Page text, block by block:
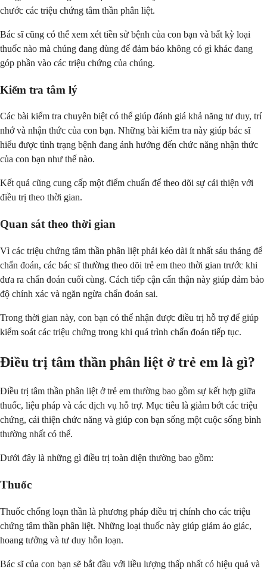
chước các triệu chứng tâm thần phân liệt.
Bác sĩ cũng có thể xem xét tiền sử bệnh của con bạn và bất kỳ loại
thuốc nào mà chúng đang dùng để đảm bảo không có gì khác đang
góp phần vào các triệu chứng của chúng.
Kiểm tra tâm lý
Các bài kiểm tra chuyên biệt có thể giúp đánh giá khả năng tư duy, trí
nhớ và nhận thức của con bạn. Những bài kiểm tra này giúp bác sĩ
hiểu được tình trạng bệnh đang ảnh hưởng đến chức năng nhận thức
của con bạn như thế nào.
Kết quả cũng cung cấp một điểm chuẩn để theo dõi sự cải thiện với
điều trị theo thời gian.
Quan sát theo thời gian
Vì các triệu chứng tâm thần phân liệt phải kéo dài ít nhất sáu tháng để
chẩn đoán, các bác sĩ thường theo dõi trẻ em theo thời gian trước khi
đưa ra chẩn đoán cuối cùng. Cách tiếp cận cẩn thận này giúp đảm bảo
độ chính xác và ngăn ngừa chẩn đoán sai.
Trong thời gian này, con bạn có thể nhận được điều trị hỗ trợ để giúp
kiểm soát các triệu chứng trong khi quá trình chẩn đoán tiếp tục.
Điều trị tâm thần phân liệt ở trẻ em là gì?
Điều trị tâm thần phân liệt ở trẻ em thường bao gồm sự kết hợp giữa
thuốc, liệu pháp và các dịch vụ hỗ trợ. Mục tiêu là giảm bớt các triệu
chứng, cải thiện chức năng và giúp con bạn sống một cuộc sống bình
thường nhất có thể.
Dưới đây là những gì điều trị toàn diện thường bao gồm:
Thuốc
Thuốc chống loạn thần là phương pháp điều trị chính cho các triệu
chứng tâm thần phân liệt. Những loại thuốc này giúp giảm ảo giác,
hoang tưởng và tư duy hỗn loạn.
Bác sĩ của con bạn sẽ bắt đầu với liều lượng thấp nhất có hiệu quả và